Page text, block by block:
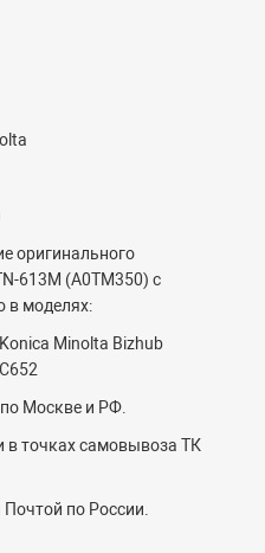
оригинального
613M (A0TM350) с
в моделях:
Minolta Bizhub
Москве и РФ.
в точках самовывоза ТК
по России.